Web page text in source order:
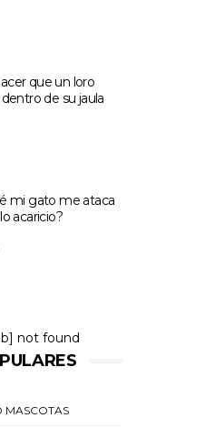
que un loro
de su jaula
mi gato me ataca
acaricio?
not found
MASCOTAS